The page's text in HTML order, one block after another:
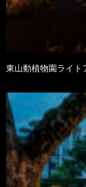
東山動植物園ライト